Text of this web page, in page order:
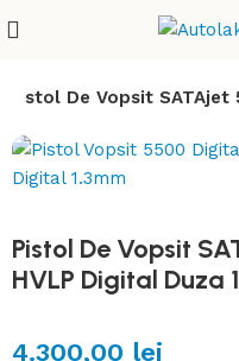
Pistol De Vopsit
Pistol De Vopsit
HVLP Digital Duza
4.300,00 lei